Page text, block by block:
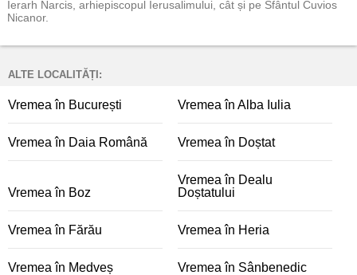
Ierarh Narcis, arhiepiscopul Ierusalimului, cât și pe Sfântul Cuvios
Nicanor.
ALTE LOCALITĂȚI:
Vremea în București Vremea în Alba Iulia
Vremea în Daia Română Vremea în Doștat
Vremea în Boz
Vremea în Dealu
Doștatului
Vremea în Fărău Vremea în Heria
Vremea în Medveș Vremea în Sânbenedic